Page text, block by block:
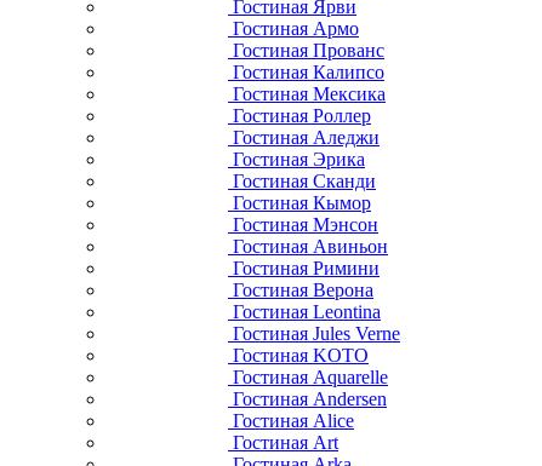
Гостиная Ярви
Гостиная Армо
Гостиная Прованс
Гостиная Калипсо
Гостиная Мексика
Гостиная Роллер
Гостиная Аледжи
Гостиная Эрика
Гостиная Сканди
Гостиная Кымор
Гостиная Мэнсон
Гостиная Авиньон
Гостиная Римини
Гостиная Верона
Гостиная Leontina
Гостиная Jules Verne
Гостиная KOTO
Гостиная Aquarelle
Гостиная Andersen
Гостиная Alice
Гостиная Art